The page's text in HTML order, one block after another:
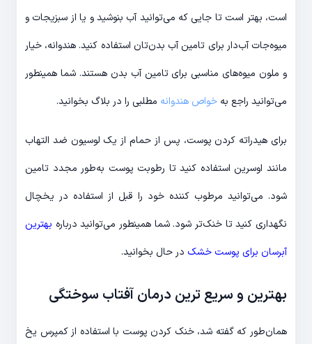
است، بهتر است تا جایی که می‌توانید آب بنوشید و یا از سبزیجات و
میوه‌جات آب‌دار برای تامین آب بدن‌تان استفاده کنید. هندوانه، خیار
و ملون میوه‌های مناسبی برای تامین آب بدن هستند. شما همینطور
می‌توانید راجع به خواص هندوانه مطلبی را در بلاگ بخوانید.
برای هیدراته کردن پوست، پس از حمام از یک لوسیون ضد التهاب
مانند اوسرین استفاده کنید تا رطوبت پوست به‌طور مجدد تامین
شود. می‌توانید مرطوب کننده خود را قبل از استفاده در یخچال
نگهداری کنید تا خنک‌تر شود. شما همینطور می‌توانید درباره بهترین
آبرسان برای پوست خشک در حال بخوانید.
بهترین و سریع ترین درمان آفتاب سوختگی
همان‌طور که گفته شد، خنک کردن پوست با استفاده از کمپرس یخ